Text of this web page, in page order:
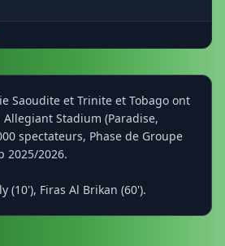
Saoudite et Trinite et Tobago ont
Stadium (Paradise,
spectateurs, Phase de Groupe
2025/2026.
(10'), Firas Al Brikan (60').